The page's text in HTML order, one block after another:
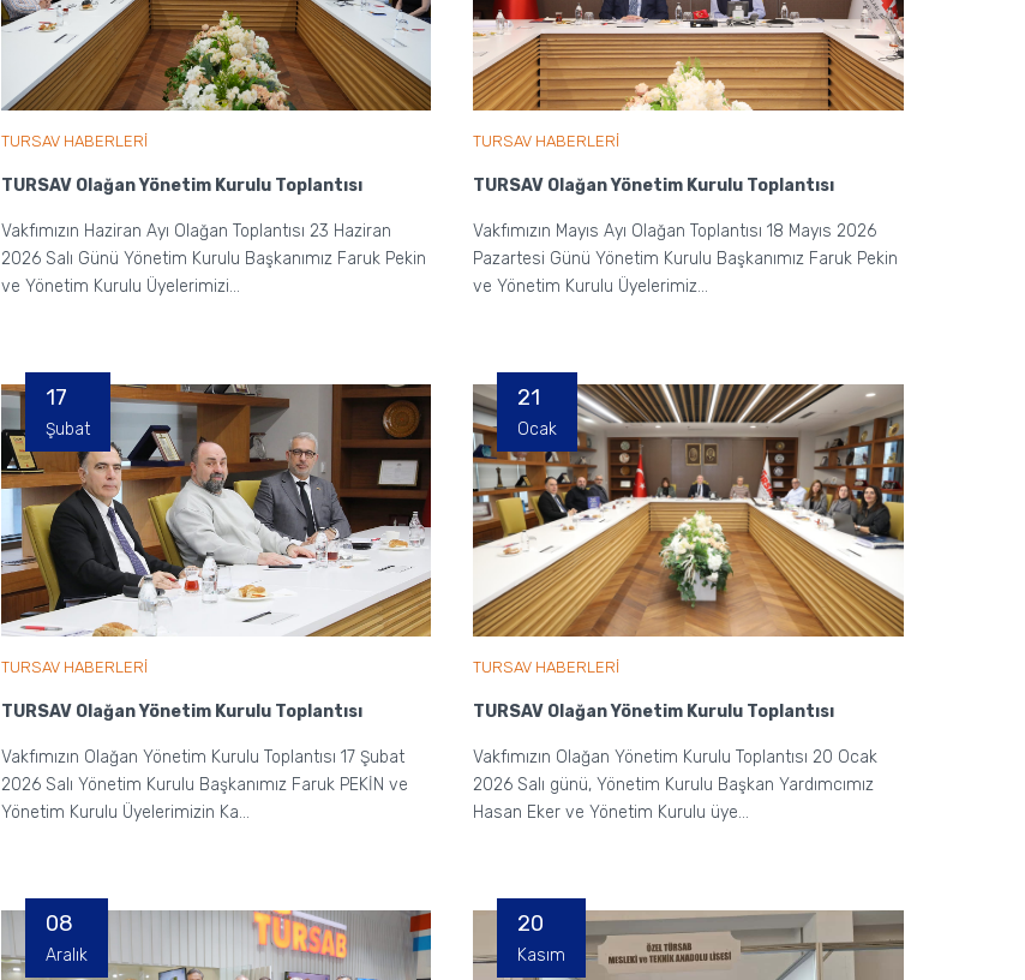
TURSAV HABERLERİ
TURSAV Olağan Yönetim Kurulu Toplantısı
Vakfımızın Haziran Ayı Olağan Toplantısı 23 Haziran
2026 Salı Günü Yönetim Kurulu Başkanımız Faruk Pekin
ve Yönetim Kurulu Üyelerimizi...
TURSAV HABERLERİ
TURSAV Olağan Yönetim Kurulu Toplantısı
Vakfımızın Mayıs Ayı Olağan Toplantısı 18 Mayıs 2026
Pazartesi Günü Yönetim Kurulu Başkanımız Faruk Pekin
ve Yönetim Kurulu Üyelerimiz...
TURSAV HABERLERİ
TURSAV Olağan Yönetim Kurulu Toplantısı
Vakfımızın Olağan Yönetim Kurulu Toplantısı 17 Şubat
2026 Salı Yönetim Kurulu Başkanımız Faruk PEKİN ve
Yönetim Kurulu Üyelerimizin Ka...
17
Şubat
TURSAV HABERLERİ
TURSAV Olağan Yönetim Kurulu Toplantısı
Vakfımızın Olağan Yönetim Kurulu Toplantısı 20 Ocak
2026 Salı günü, Yönetim Kurulu Başkan Yardımcımız
Hasan Eker ve Yönetim Kurulu üye...
21
Ocak
08
Aralık
20
Kasım